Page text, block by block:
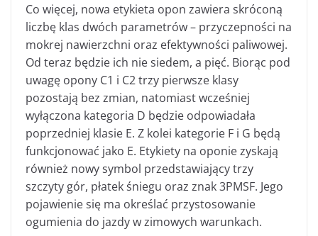
Co więcej, nowa etykieta opon zawiera skróconą
liczbę klas dwóch parametrów – przyczepności na
mokrej nawierzchni oraz efektywności paliwowej.
Od teraz będzie ich nie siedem, a pięć. Biorąc pod
uwagę opony C1 i C2 trzy pierwsze klasy
pozostają bez zmian, natomiast wcześniej
wyłączona kategoria D będzie odpowiadała
poprzedniej klasie E. Z kolei kategorie F i G będą
funkcjonować jako E. Etykiety na oponie zyskają
również nowy symbol przedstawiający trzy
szczyty gór, płatek śniegu oraz znak 3PMSF. Jego
pojawienie się ma określać przystosowanie
ogumienia do jazdy w zimowych warunkach.